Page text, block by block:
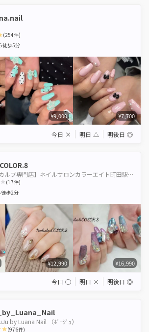
(254件)
徒歩5分
¥9,000 ¥7,700
今日 × 明日 △ 明後日 ◎
【ジェルスカルプ専門店】ネイルサロンカラーエイト町田駅前店
5
(17件)
徒歩2分
¥12,990 ¥16,990
今日 ◯ 明日 × 明後日 ◎
by Luana Nail （ﾎﾞｰｼﾞｭ）
(976件)